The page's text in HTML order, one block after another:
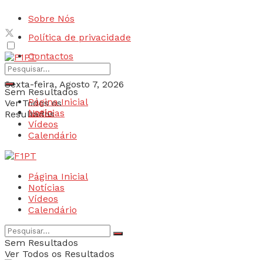
Sobre Nós
Política de privacidade
Contactos
Sexta-feira, Agosto 7, 2026
Login
Sem Resultados
Ver Todos os
Resultados
Página Inicial
Notícias
Vídeos
Calendário
Página Inicial
Notícias
Vídeos
Calendário
Sem Resultados
Ver Todos os Resultados